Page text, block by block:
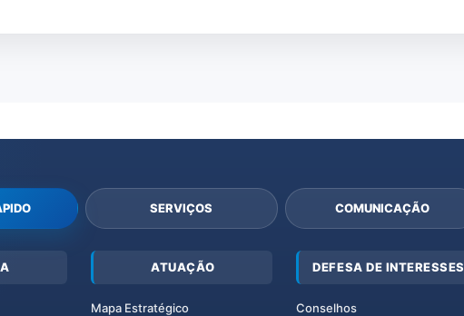
SERVIÇOS COMUNICAÇÃO
ATUAÇÃO
Mapa Estratégico
DEFESA DE INTERESSES
Conselhos